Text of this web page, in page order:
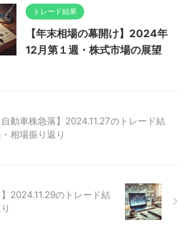
トレード結果
【年末相場の幕開け】2024年
12月第１週・株式市場の展望
自動車株急落】2024.11.27のトレード結
相場振り返り
】2024.11.29のトレード結